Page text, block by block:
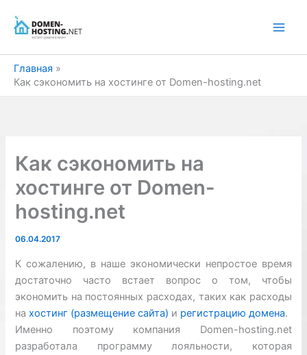
содержимому
Главная
Как сэкономить на хостинге от Domen-hosting.net
Как сэкономить на
хостинге от Domen-
hosting.net
06.04.2017
К сожалению, в наше экономически непростое время
достаточно часто встает вопрос о том, чтобы
экономить на постоянных расходах, таких как расходы
нахостинг (размещение сайта) и регистрацию домена.
Именно поэтому компания Domen-hosting.net
разработала программу лояльности, которая